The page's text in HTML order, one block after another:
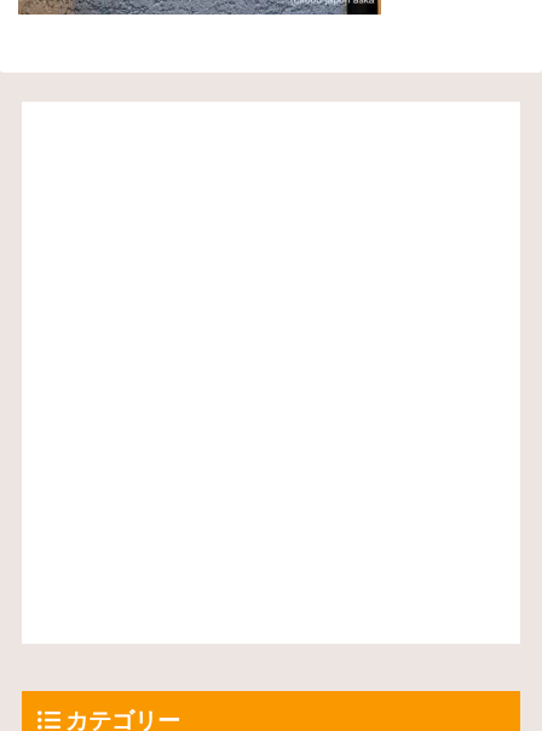
カテゴリー